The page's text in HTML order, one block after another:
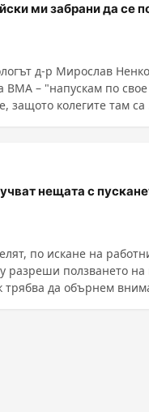
ми забрани да се
д-р Мирослав
ВМА – "напускам по
защото колегите там са
нещата с
по искане на
разреши ползването на
трябва да обърнем